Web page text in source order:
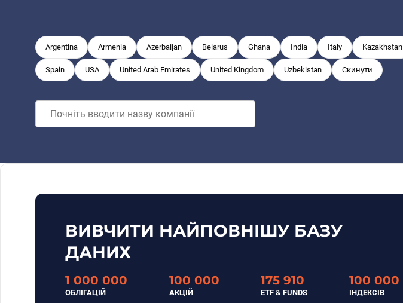
Argentina Armenia Azerbaijan Belarus Ghana India Italy Kazakhstan
Spain USA United Arab Emirates United Kingdom Uzbekistan Скинути
ВИВЧИТИ НАЙПОВНІШУ БАЗУ
ДАНИХ
1 000 000
ОБЛІГАЦІЙ
100 000
АКЦІЙ
175 910
ETF & FUNDS
100 000
ІНДЕКСІВ